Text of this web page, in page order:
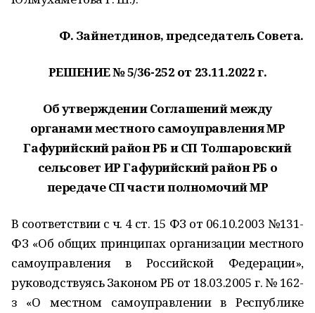
Ф. Зайнетдинов, председатель Совета.
РЕШЕНИЕ № 5/36-252 от 23.11.2022 г.
Об утверждении Соглашений между
органами местного самоуправления МР
Гафурийский район РБ и СП Толпаровский
сельсовет ИР Гафурийский район РБ о
передаче СП части полномочий МР
В соответствии с ч. 4 ст. 15 ФЗ от 06.10.2003 №131-
ФЗ «Об общих принципах организации местного
самоуправления в Российской Федерации»,
руководствуясь Законом РБ от 18.03.2005 г. № 162-
з «О местном самоуправлении в Республике